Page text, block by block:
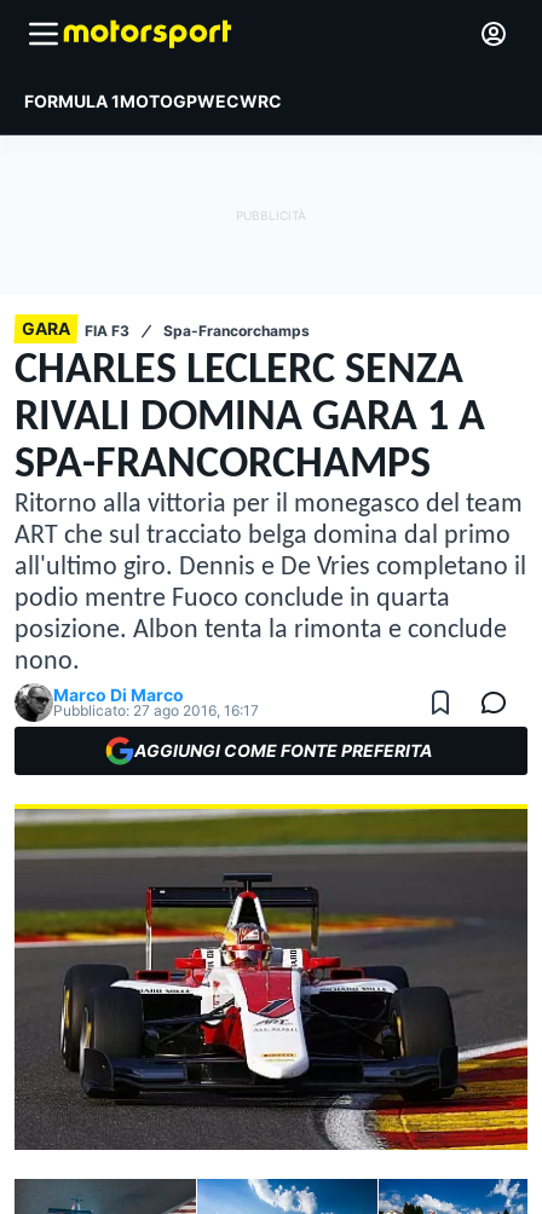
FORMULA 1MOTOGPWECWRC
GARA FIA F3 Spa-Francorchamps
CHARLES LECLERC SENZA
RIVALI DOMINA GARA 1 A
SPA-FRANCORCHAMPS
Ritorno alla vittoria per il monegasco del team
ART che sul tracciato belga domina dal primo
all'ultimo giro. Dennis e De Vries completano il
podio mentre Fuoco conclude in quarta
posizione. Albon tenta la rimonta e conclude
nono.
Marco Di Marco
Pubblicato: 27 ago 2016, 16:17
AGGIUNGI COME FONTE PREFERITA